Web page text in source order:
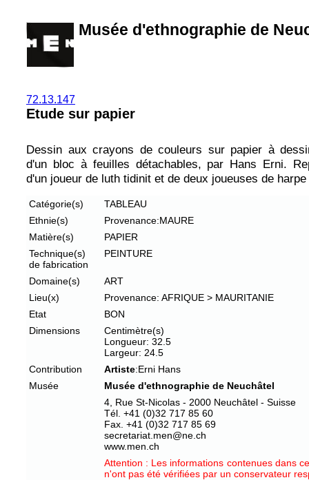
Musée d'ethnographie de
72.13.147
Etude sur papier
Dessin aux crayons de couleurs sur papier à
d'un bloc à feuilles détachables, par Hans Erni.
d'un joueur de luth tidinit et de deux joueuses de
Catégorie(s)
TABLEAU
Ethnie(s)
Provenance:MAURE
Matière(s)
PAPIER
Technique(s)
de fabrication
PEINTURE
Domaine(s)
ART
Lieu(x)
Provenance: AFRIQUE > MAURITANIE
Etat
BON
Dimensions
Centimètre(s)
Longueur: 32.5
Largeur: 24.5
Contribution
Artiste:Erni Hans
Musée
Musée d'ethnographie de Neuchâtel
4, Rue St-Nicolas - 2000 Neuchâtel - Suisse
Tél. +41 (0)32 717 85 60
Fax. +41 (0)32 717 85 69
secretariat.men@ne.ch
www.men.ch
Attention : Les informations contenues dans
n'ont pas été vérifiées par un conservateur